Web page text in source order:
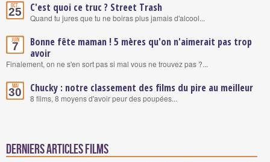
Oct.
25 C'est quoi ce truc ? Street Trash
Quand tu jures que tu ne boiras plus jamais d'alcool...
Juin
7
Bonne fête maman ! 5 mères qu'on n'aimerait pas trop
avoir
Finalement, on ne s'en sort pas si mal vous ne trouvez pas ?...
Mai
30 Chucky : notre classement des films du pire au meilleur
8 films, 8 moyens d'avoir peur des poupées...
Derniers articles Films